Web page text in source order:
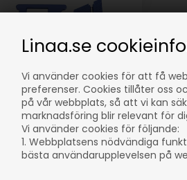
Linaa.se
Vi använder cookies för att få
preferenser. Cookies tillåter oss
på vår webbplats, så att vi kan
marknadsföring blir relevant för
Vi använder cookies för följande:
1. Webbplatsens nödvändiga
bästa användarupplevelsen på
I lager
1.017,00SEK
(inkl. moms)
Eventuellt
leveranskostnader